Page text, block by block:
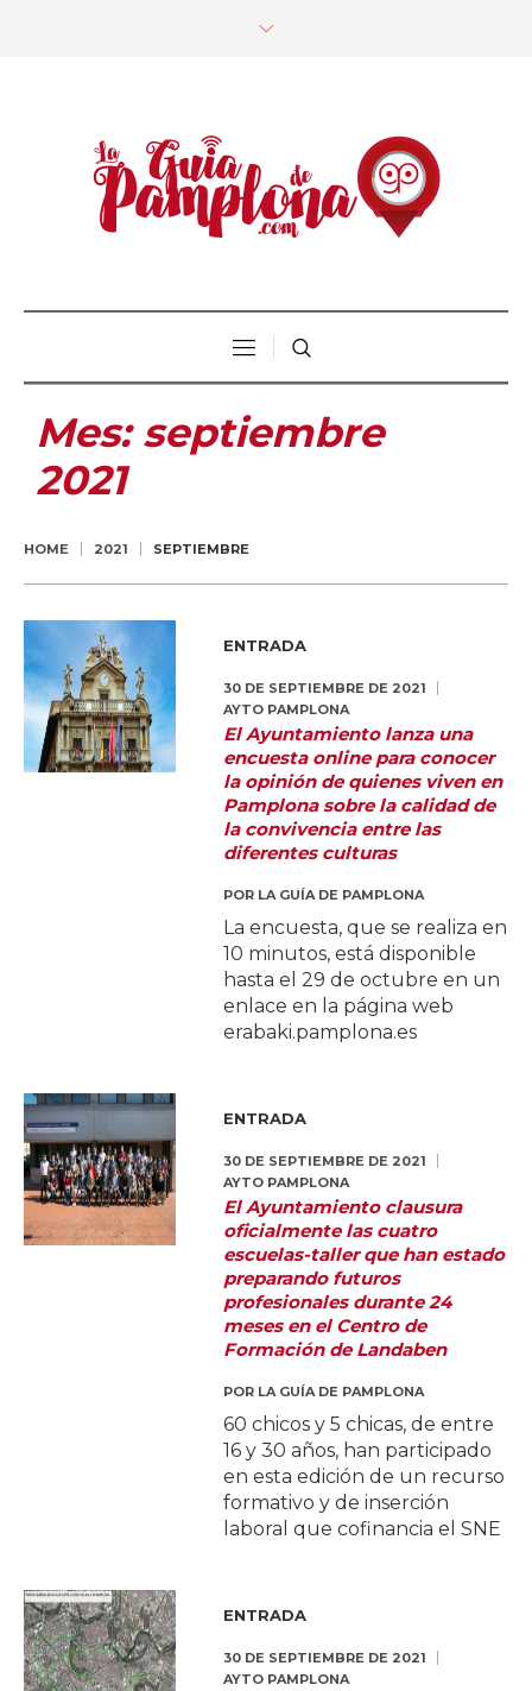
Mes:septiembre
2021
HOME 2021 SEPTIEMBRE
ENTRADA
30 DE SEPTIEMBRE DE 2021
AYTO PAMPLONA
El Ayuntamiento lanza una
encuesta online para conocer
la opinión de quienes viven en
Pamplona sobre la calidad de
la convivencia entre las
diferentes culturas
POR LA GUÍA DE PAMPLONA
La encuesta, que se realiza en
10 minutos, está disponible
hasta el 29 de octubre en un
enlace en la página web
erabaki.pamplona.es
ENTRADA
30 DE SEPTIEMBRE DE 2021
AYTO PAMPLONA
El Ayuntamiento clausura
oficialmente las cuatro
escuelas-taller que han estado
preparando futuros
profesionales durante 24
meses en el Centro de
Formación de Landaben
POR LA GUÍA DE PAMPLONA
60 chicos y 5 chicas, de entre
16 y 30 años, han participado
en esta edición de un recurso
formativo y de inserción
laboral que cofinancia el SNE
ENTRADA
30 DE SEPTIEMBRE DE 2021
AYTO PAMPLONA